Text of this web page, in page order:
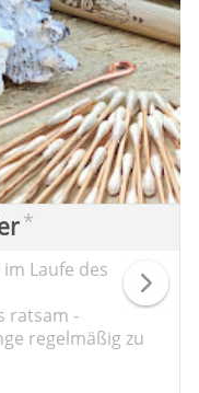
*
Laufe des
ratsam -
regelmäßig zu